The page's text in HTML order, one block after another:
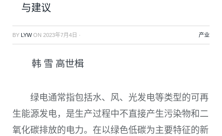
与建议
BY LYWON 2023年7月4日 · 产业
韩 雪 高世楫
绿电通常指包括水、风、光发电等类型的可再
生能源发电，是生产过程中不直接产生污染物和二
氧化碳排放的电力。在以绿色低碳为主要特征的新